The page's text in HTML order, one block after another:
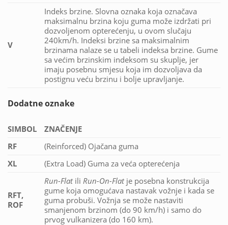
V
Indeks brzine. Slovna oznaka koja označava
maksimalnu brzina koju guma može izdržati pri
dozvoljenom opterećenju, u ovom slučaju
240km/h. Indeksi brzine sa maksimalnim
brzinama nalaze se u tabeli indeksa brzine. Gume
sa većim brzinskim indeksom su skuplje, jer
imaju posebnu smjesu koja im dozvoljava da
postignu veću brzinu i bolje upravljanje.
Dodatne oznake
SIMBOL
ZNAČENJE
RF
(Reinforced) Ojačana guma
XL
(Extra Load) Guma za veća opterećenja
RFT,
ROF
Run-Flatili Run-On-Flatje posebna konstrukcija
gume koja omogućava nastavak vožnje i kada se
guma probuši. Vožnja se može nastaviti
smanjenom brzinom (do 90 km/h) i samo do
prvog vulkanizera (do 160 km).